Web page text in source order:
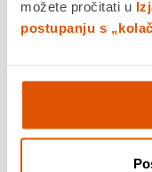
možete pročitati u
postupanju s
Usporedite